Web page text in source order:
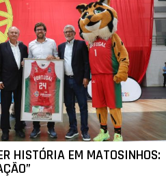
HISTÓRIA EM MATOSINHOS: